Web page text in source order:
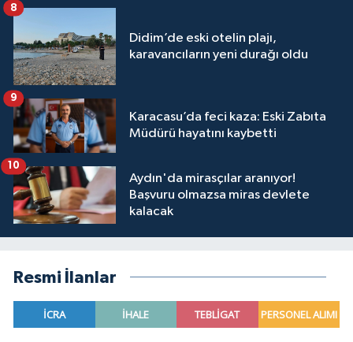
Didim’de eski otelin plajı,
karavancıların yeni durağı oldu
8
Karacasu’da feci kaza: Eski Zabıta
Müdürü hayatını kaybetti
9
Aydın'da mirasçılar aranıyor!
Başvuru olmazsa miras devlete
kalacak
10
Resmi İlanlar